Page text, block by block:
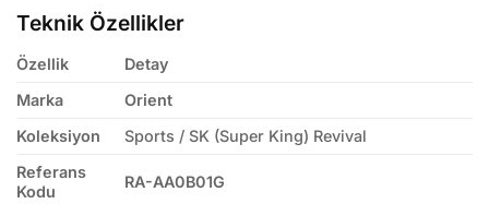
Teknik Özellikler
Özellik
Detay
Marka
Orient
Koleksiyon
Sports / SK (Super King) Revival
Referans
Kodu
RA-AA0B01G